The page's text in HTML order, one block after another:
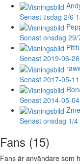
Senast tisdag 2/6
Senast onsdag 29/
Senast 2019-06-
Senast 2017-05-
Senast 2014-05-
Senast onsdag 1/4
Fans (15)
Fans är användare som